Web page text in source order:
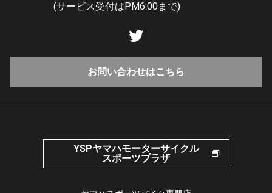
(サービス受付はPM6:00まで)
お問い合わせはこちら
YSPヤマハモーターサイクル
スポーツプラザ